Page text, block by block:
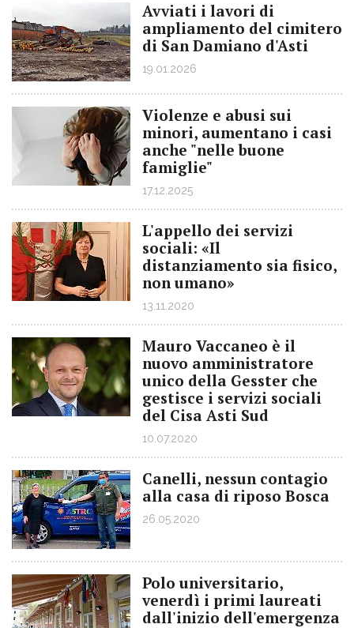
Avviati i lavori di
ampliamento del cimitero
di San Damiano d'Asti
19.01.2026
Violenze e abusi sui
minori, aumentano i casi
anche "nelle buone
famiglie"
17.12.2025
L'appello dei servizi
sociali: «Il
distanziamento sia fisico,
non umano»
13.11.2020
Mauro Vaccaneo è il
nuovo amministratore
unico della Gesster che
gestisce i servizi sociali
del Cisa Asti Sud
10.07.2020
Canelli, nessun contagio
alla casa di riposo Bosca
26.05.2020
Polo universitario,
venerdì i primi laureati
dall'inizio dell'emergenza